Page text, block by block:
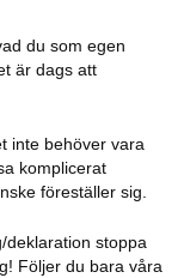
du som egen
är dags att
inte behöver vara
komplicerat
föreställer sig.
deklaration stoppa
Följer du bara våra